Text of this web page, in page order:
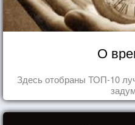
О
Здесь отобраны ТОП-10